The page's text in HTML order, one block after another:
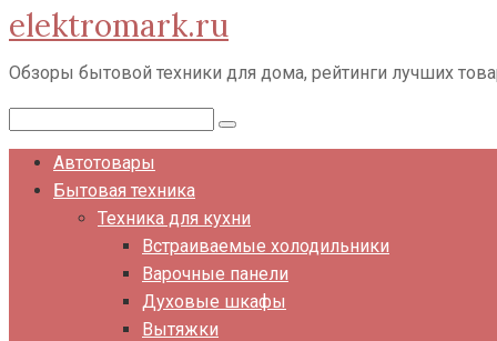
Перейти
к
контенту
elektromark.ru
Обзоры бытовой техники для дома, рейтинги лучших
Автотовары
Бытовая техника
Техника для кухни
Встраиваемые холодильники
Варочные панели
Духовые шкафы
Вытяжки